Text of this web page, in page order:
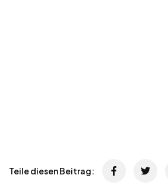
Teile diesen Beitrag: